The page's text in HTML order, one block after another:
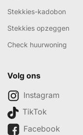
Stekkies-kadobon
Stekkies opzeggen
Check huurwoning
Volg ons
Instagram
TikTok
Facebook